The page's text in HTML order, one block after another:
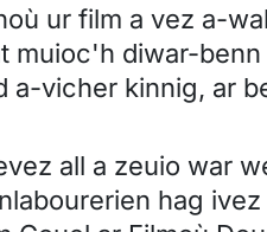
ur film a vez a-
muioc'h diwar-benn
a-vicher kinnig, ar
all a zeuio war
hag